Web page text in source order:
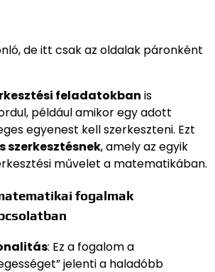
de itt csak az oldalak páronként
feladatokban is
például amikor egy adott
egyenest kell szerkeszteni. Ezt
szerkesztésnek, amely az egyik
művelet a matematikában.
fogalmak
: Ez a fogalom a
jelenti a haladóbb